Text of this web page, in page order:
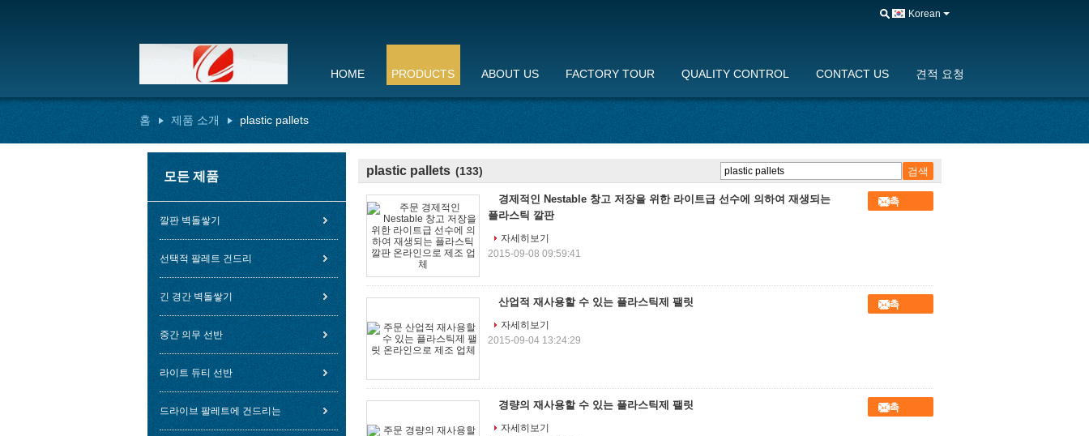
Korean
HOME PRODUCTS ABOUT US FACTORY TOUR QUALITY CONTROL CONTACT US 견적 요청
홈 제품 소개 plastic pallets
모든 제품
깔판 벽돌쌓기
선택적 팔레트 건드리
긴 경간 벽돌쌓기
중간 의무 선반
라이트 듀티 선반
드라이브 팔레트에 건드리는
plastic pallets (133)
경제적인 Nestable 창고 저장을 위한 라이트급 선수에 의하여 재생되는
플라스틱 깔판
접촉
자세히보기
2015-09-08 09:59:41
산업적 재사용할 수 있는 플라스틱제 팰릿 접촉
자세히보기
2015-09-04 13:24:29
경량의 재사용할 수 있는 플라스틱제 팰릿 접촉
자세히보기